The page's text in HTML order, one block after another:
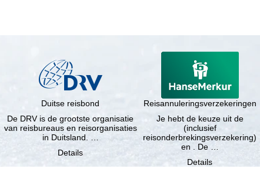
Duitse reisbond
De DRV is de grootste organisatie
van reisbureaus en reisorganisaties
in Duitsland. …
Details
Reisannuleringsverzekeringen
Je hebt de keuze uit de
(inclusief
reisonderbrekingsverzekering)
en . De …
Details